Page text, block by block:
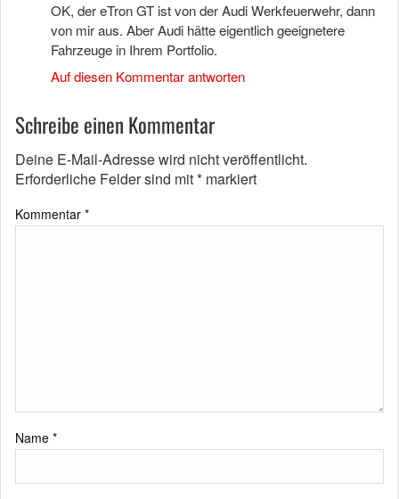
OK, der eTron GT ist von der Audi Werkfeuerwehr, dann
von mir aus. Aber Audi hätte eigentlich geeignetere
Fahrzeuge in Ihrem Portfolio.
Auf diesen Kommentar antworten
Schreibe einen Kommentar
Deine E-Mail-Adresse wird nicht veröffentlicht.
Erforderliche Felder sind mit* markiert
Kommentar *
Name *